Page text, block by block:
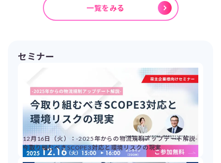
一覧をみる
セミナー
12月16日（火）：-2025年からの物流規制アップデート解説-
今取り組むべきSCOPE3対応と環境リスクの現実